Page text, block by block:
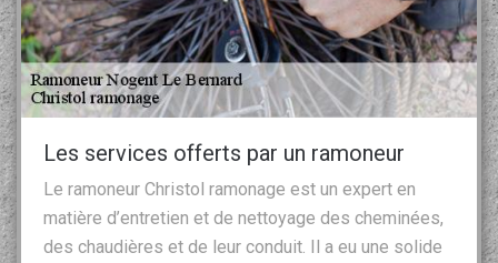
Les services offerts par un ramoneur
Le ramoneur Christol ramonage est un expert en
matière d’entretien et de nettoyage des cheminées,
des chaudières et de leur conduit. Il a eu une solide